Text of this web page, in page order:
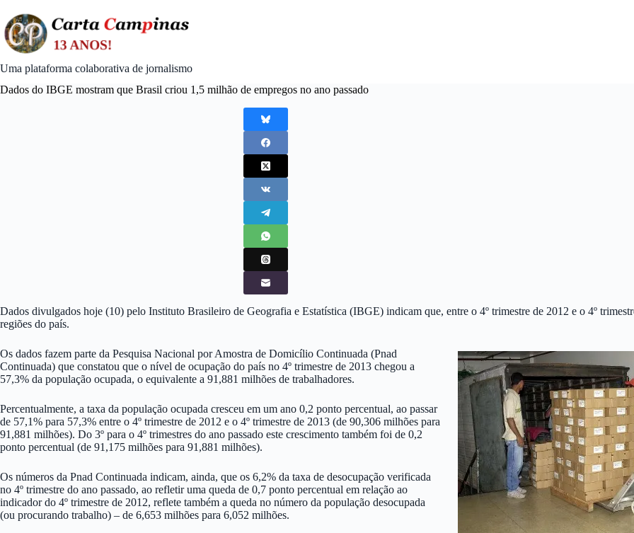
content
Uma plataforma colaborativa de jornalismo
Dados do IBGE mostram que Brasil criou 1,5 milhão de empregos no ano passado
Dados divulgados hoje (10) pelo Instituto Brasileiro de Geografia e Estatística (IBGE) indicam que, entre o 4º trimestre de 2012 e o 4º
regiões do país.
Os dados fazem parte da Pesquisa Nacional por Amostra de Domicílio Continuada (Pnad
Continuada) que constatou que o nível de ocupação do país no 4º trimestre de 2013 chegou a
57,3% da população ocupada, o equivalente a 91,881 milhões de trabalhadores.
Percentualmente, a taxa da população ocupada cresceu em um ano 0,2 ponto percentual, ao passar
de 57,1% para 57,3% entre o 4º trimestre de 2012 e o 4º trimestre de 2013 (de 90,306 milhões para
91,881 milhões). Do 3º para o 4º trimestres do ano passado este crescimento também foi de 0,2
ponto percentual (de 91,175 milhões para 91,881 milhões).
Os números da Pnad Continuada indicam, ainda, que os 6,2% da taxa de desocupação verificada
no 4º trimestre do ano passado, ao refletir uma queda de 0,7 ponto percentual em relação ao
indicador do 4º trimestre de 2012, reflete também a queda no número da população desocupada
(ou procurando trabalho) – de 6,653 milhões para 6,052 milhões.